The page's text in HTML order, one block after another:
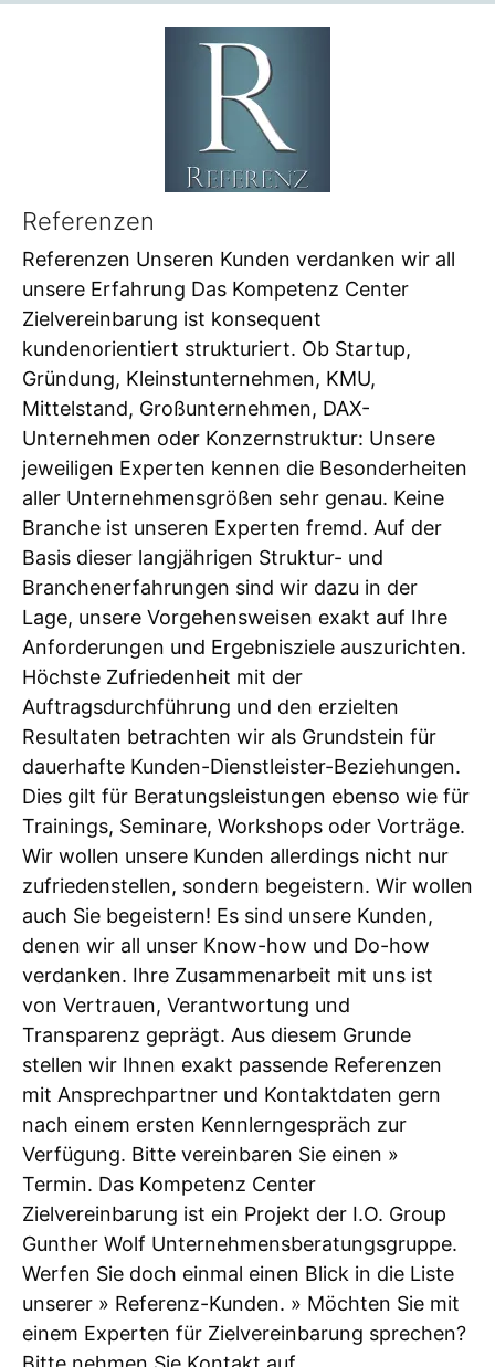
Referenzen
Referenzen Unseren Kunden verdanken wir all
unsere Erfahrung Das Kompetenz Center
Zielvereinbarung ist konsequent
kundenorientiert strukturiert. Ob Startup,
Gründung, Kleinstunternehmen, KMU,
Mittelstand, Großunternehmen, DAX-
Unternehmen oder Konzernstruktur: Unsere
jeweiligen Experten kennen die Besonderheiten
aller Unternehmensgrößen sehr genau. Keine
Branche ist unseren Experten fremd. Auf der
Basis dieser langjährigen Struktur- und
Branchenerfahrungen sind wir dazu in der
Lage, unsere Vorgehensweisen exakt auf Ihre
Anforderungen und Ergebnisziele auszurichten.
Höchste Zufriedenheit mit der
Auftragsdurchführung und den erzielten
Resultaten betrachten wir als Grundstein für
dauerhafte Kunden-Dienstleister-Beziehungen.
Dies gilt für Beratungsleistungen ebenso wie für
Trainings, Seminare, Workshops oder Vorträge.
Wir wollen unsere Kunden allerdings nicht nur
zufriedenstellen, sondern begeistern. Wir wollen
auch Sie begeistern! Es sind unsere Kunden,
denen wir all unser Know-how und Do-how
verdanken. Ihre Zusammenarbeit mit uns ist
von Vertrauen, Verantwortung und
Transparenz geprägt. Aus diesem Grunde
stellen wir Ihnen exakt passende Referenzen
mit Ansprechpartner und Kontaktdaten gern
nach einem ersten Kennlerngespräch zur
Verfügung. Bitte vereinbaren Sie einen »
Termin. Das Kompetenz Center
Zielvereinbarung ist ein Projekt der I.O. Group
Gunther Wolf Unternehmensberatungsgruppe.
Werfen Sie doch einmal einen Blick in die Liste
unserer » Referenz-Kunden. » Möchten Sie mit
einem Experten für Zielvereinbarung sprechen?